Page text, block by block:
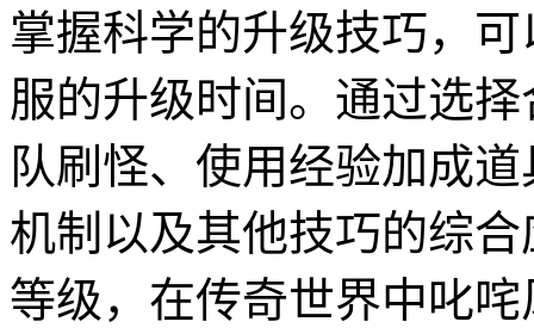
掌握科学的升级技巧，
服的升级时间。通过选
队刷怪、使用经验加成
机制以及其他技巧的综
等级，在传奇世界中叱咤